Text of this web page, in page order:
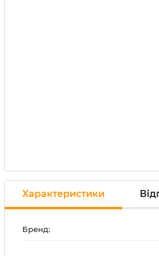
Характеристики
Бренд: